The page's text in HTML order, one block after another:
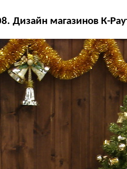
Дизайн магазинов К-